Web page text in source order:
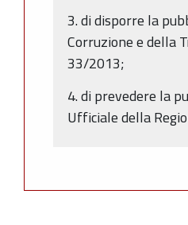
3. di disporre la
Corruzione e della
33/2013;
4. di prevedere la
Ufficiale della